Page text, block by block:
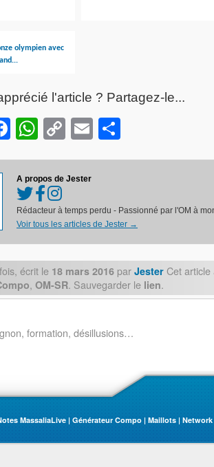
olympien avec
l'article ? Partagez-le...
Facebook
WhatsApp
CopyEmail
A propos de Jester
Rédacteur à temps perdu - Passionné par l'OM à
Voir tous les articles de Jester →
fois, écrit le 18 mars 2016 par Jester Cet
, OM-SR. Sauvegarder le lien.
formation, désillusions…
MassaliaLive | Générateur Compo | Maillots | Network